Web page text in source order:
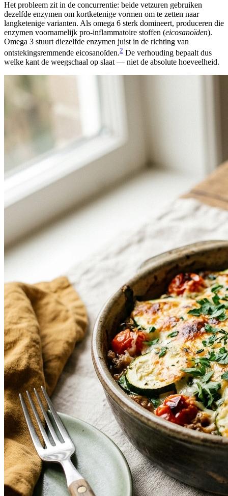
Het probleem zit in de concurrentie: beide vetzuren gebruiken
dezelfde enzymen om kortketenige vormen om te zetten naar
langketenige varianten. Als omega 6 sterk domineert, produceren die
enzymen voornamelijk pro-inflammatoire stoffen (eicosanoïden).
Omega 3 stuurt diezelfde enzymen juist in de richting van
ontstekingsremmende eicosanoïden.2 De verhouding bepaalt dus
welke kant de weegschaal op slaat — niet de absolute hoeveelheid.